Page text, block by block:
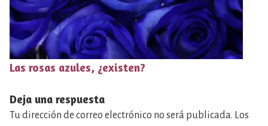
Las rosas azules, ¿existen?
Deja una respuesta
Tu dirección de correo electrónico no será publicada. Los